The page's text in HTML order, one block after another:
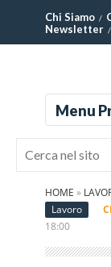
Chi Siamo
Newsletter
HOME »
Lavoro
18:00